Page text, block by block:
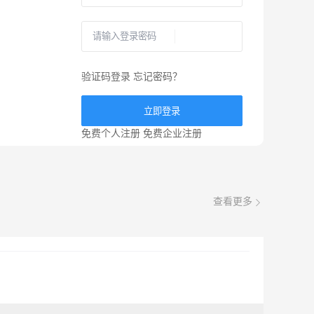
验证码登录 忘记密码？
立即登录
免费个人注册 免费企业注册
查看更多